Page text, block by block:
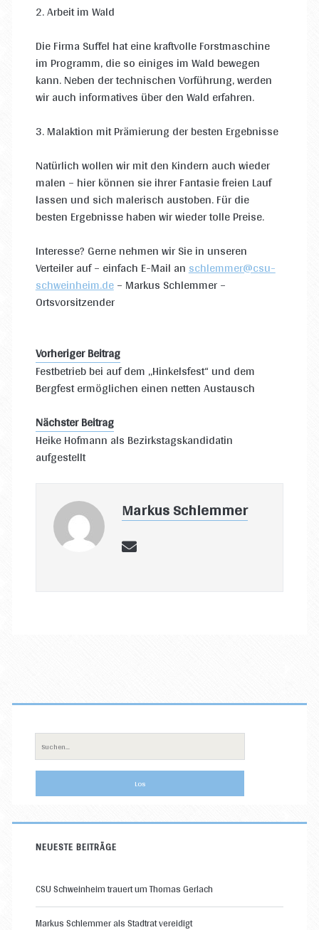
2. Arbeit im Wald
Die Firma Suffel hat eine kraftvolle Forstmaschine
im Programm, die so einiges im Wald bewegen
kann. Neben der technischen Vorführung, werden
wir auch informatives über den Wald erfahren.
3. Malaktion mit Prämierung der besten Ergebnisse
Natürlich wollen wir mit den Kindern auch wieder
malen – hier können sie ihrer Fantasie freien Lauf
lassen und sich malerisch austoben. Für die
besten Ergebnisse haben wir wieder tolle Preise.
Interesse? Gerne nehmen wir Sie in unseren
Verteiler auf – einfach E-Mail anschlemmer@csu-
schweinheim.de– Markus Schlemmer –
Ortsvorsitzender
Vorheriger Beitrag
Festbetrieb bei auf dem „Hinkelsfest“ und dem
Bergfest ermöglichen einen netten Austausch
Nächster Beitrag
Heike Hofmann als Bezirkstagskandidatin
aufgestellt
Markus Schlemmer
email
Primäre
Sidebar
Suche
nach:
NEUESTE BEITRÄGE
CSU Schweinheim trauert um Thomas Gerlach
Markus Schlemmer als Stadtrat vereidigt